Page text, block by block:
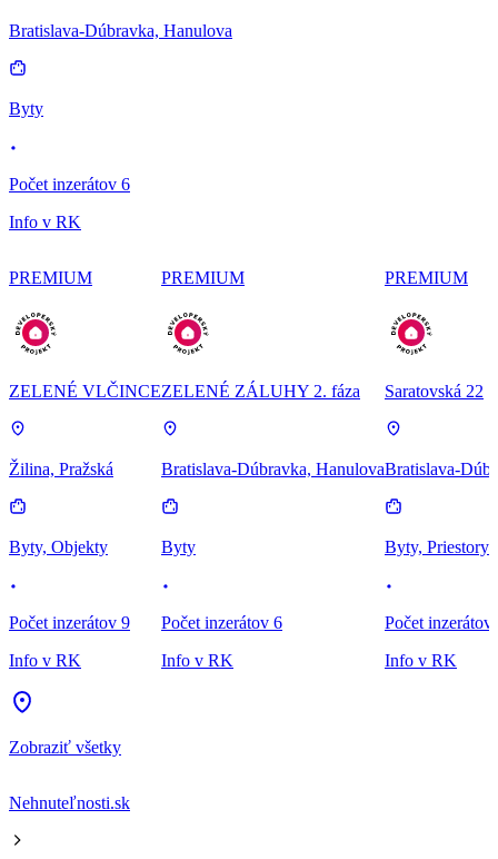
Bratislava-Dúbravka, Hanulova
Byty
Počet inzerátov 6
Info v RK
PREMIUM
ZELENÉ VLČINCE
Žilina, Pražská
Byty, Objekty
Počet inzerátov 9
Info v RK
PREMIUM
ZELENÉ ZÁLUHY 2. fáza
Bratislava-Dúbravka, Hanulova
Byty
Počet inzerátov 6
Info v RK
PREMIUM
Saratovská 22
Bratislava-
Byty, Priestory
Počet inzerátov
Info v RK
Zobraziť všetky
Nehnuteľnosti.sk